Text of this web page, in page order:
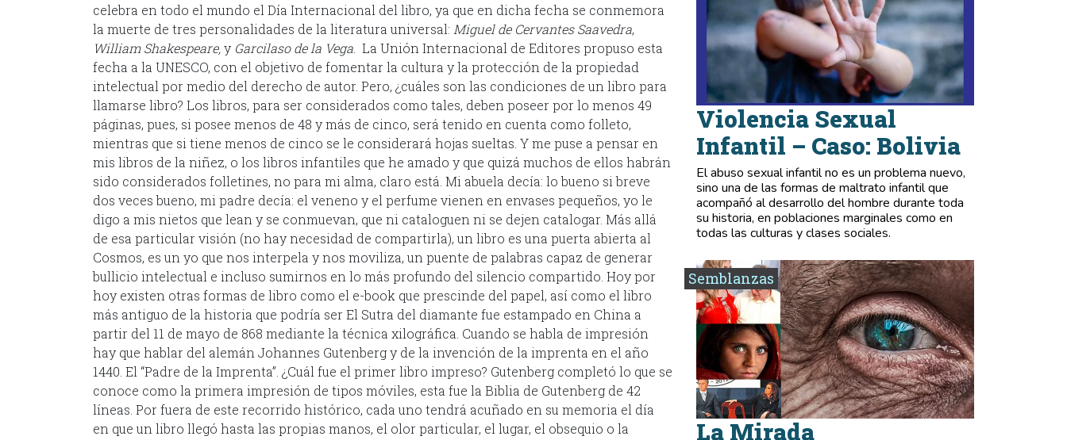
celebra en todo el mundo el Día Internacional del libro, ya que en dicha fecha se conmemora
la muerte de tres personalidades de la literatura universal: Miguel de Cervantes Saavedra,
William Shakespeare,y Garcilaso de la Vega . La Unión Internacional de Editores propuso esta
fecha a la UNESCO, con el objetivo de fomentar la cultura y la protección de la propiedad
intelectual por medio del derecho de autor. Pero, ¿cuáles son las condiciones de un libro para
llamarse libro? Los libros, para ser considerados como tales, deben poseer por lo menos 49
páginas, pues, si posee menos de 48 y más de cinco, será tenido en cuenta como folleto,
mientras que si tiene menos de cinco se le considerará hojas sueltas. Y me puse a pensar en
mis libros de la niñez, o los libros infantiles que he amado y que quizá muchos de ellos habrán
sido considerados folletines, no para mi alma, claro está. Mi abuela decía: lo bueno si breve
dos veces bueno, mi padre decía: el veneno y el perfume vienen en envases pequeños, yo le
digo a mis nietos que lean y se conmuevan, que ni cataloguen ni se dejen catalogar. Más allá
de esa particular visión (no hay necesidad de compartirla), un libro es una puerta abierta al
Cosmos, es un yo que nos interpela y nos moviliza, un puente de palabras capaz de generar
bullicio intelectual e incluso sumirnos en lo más profundo del silencio compartido. Hoy por
hoy existen otras formas de libro como el e-book que prescinde del papel, así como el libro
más antiguo de la historia que podría ser El Sutra del diamante fue estampado en China a
partir del 11 de mayo de 868 mediante la técnica xilográfica. Cuando se habla de impresión
hay que hablar del alemán Johannes Gutenberg y de la invención de la imprenta en el año
1440. El “Padre de la Imprenta”. ¿Cuál fue el primer libro impreso? Gutenberg completó lo que se
conoce como la primera impresión de tipos móviles, esta fue la Biblia de Gutenberg de 42
líneas. Por fuera de este recorrido histórico, cada uno tendrá acuñado en su memoria el día
en que un libro llegó hasta las propias manos, el olor particular, el lugar, el obsequio o la
Violencia Sexual
Infantil – Caso: Bolivia
El abuso sexual infantil no es un problema nuevo,
sino una de las formas de maltrato infantil que
acompañó al desarrollo del hombre durante toda
su historia, en poblaciones marginales como en
todas las culturas y clases sociales.
Semblanzas
La Mirada